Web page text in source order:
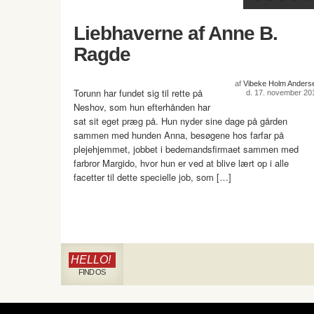
Liebhaverne af Anne B.
Ragde
af Vibeke Holm
d. 17. november
Torunn har fundet sig til rette på
Neshov, som hun efterhånden har
sat sit eget præg på. Hun nyder sine dage på gården
sammen med hunden Anna, besøgene hos farfar på
plejehjemmet, jobbet i bedemandsfirmaet sammen med
farbror Margido, hvor hun er ved at blive lært op i alle
facetter til dette specielle job, som […]
HELLO!
FIND OS